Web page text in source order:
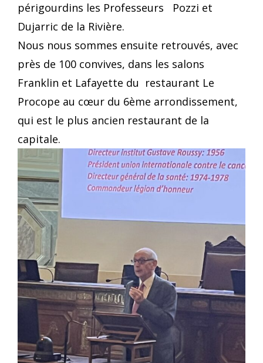
périgourdins les Professeurs Pozzi et
Dujarric de la Rivière.
Nous nous sommes ensuite retrouvés, avec
près de 100 convives, dans les salons
Franklin et Lafayette du restaurant Le
Procope au cœur du 6ème arrondissement,
qui est le plus ancien restaurant de la
capitale.